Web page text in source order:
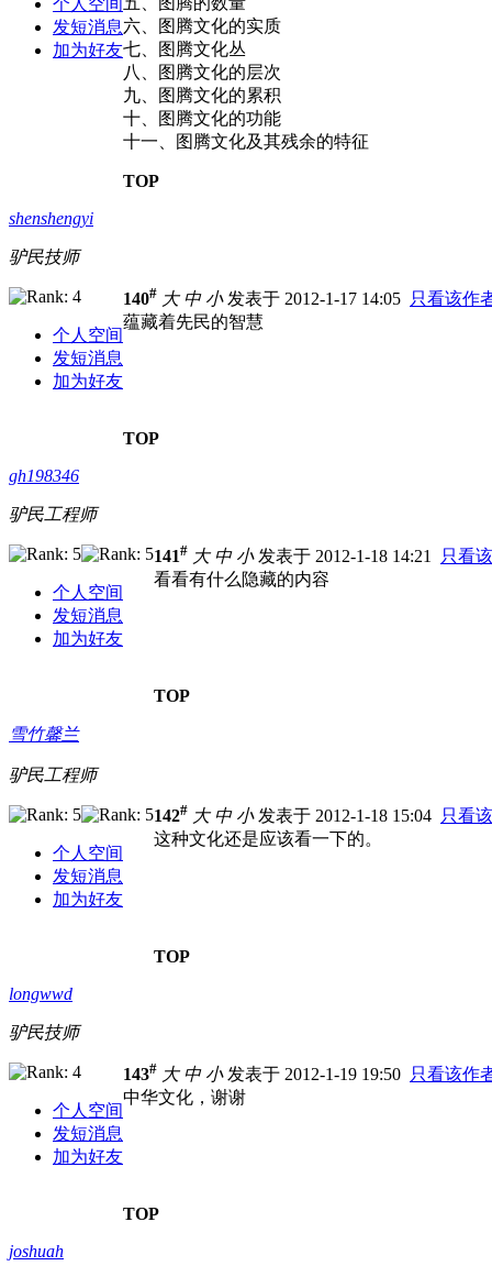
发短消息
加为好友
六、图腾文化的实质
七、图腾文化丛
八、图腾文化的层次
九、图腾文化的累积
十、图腾文化的功能
十一、图腾文化及其残余的特征
TOP
shenshengyi
驴民技师
个人空间
发短消息
加为好友
140# 大 中 小发表于 2012-1-17 14:05 只看该作
蕴藏着先民的智慧
TOP
gh198346
驴民工程师
个人空间
发短消息
加为好友
141# 大 中 小发表于 2012-1-18 14:21
只看
看看有什么隐藏的内容
TOP
雪竹馨兰
驴民工程师
个人空间
发短消息
加为好友
142# 大 中 小发表于 2012-1-18 15:04 只看
这种文化还是应该看一下的。
TOP
longwwd
驴民技师
个人空间
发短消息
加为好友
143# 大 中 小发表于 2012-1-19 19:50 只看该作
中华文化，谢谢
TOP
joshuah